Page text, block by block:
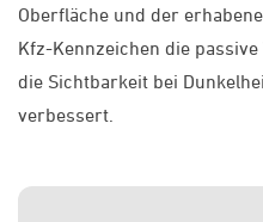
Oberfläche und der
Kfz-Kennzeichen die
die Sichtbarkeit bei
verbessert.